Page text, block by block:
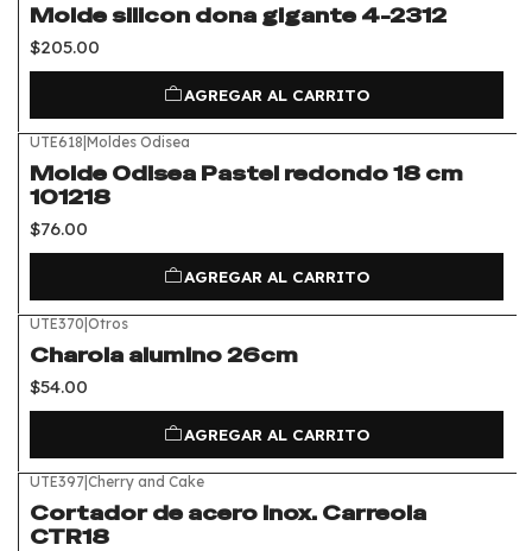
Molde silicon dona gigante 4-2312
$205.00
AGREGAR AL CARRITO
UTE618 Moldes Odisea
Molde Odisea Pastel redondo 18 cm
101218
$76.00
AGREGAR AL CARRITO
UTE370 Otros
Charola alumino 26cm
$54.00
AGREGAR AL CARRITO
UTE397| Cherry and Cake
Cortador de acero inox. Carreola
CTR18